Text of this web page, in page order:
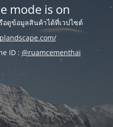
mode is on
ดูข้อมูลสินค้าได้ที่เวปไซต์
ID : @ruamcementhai